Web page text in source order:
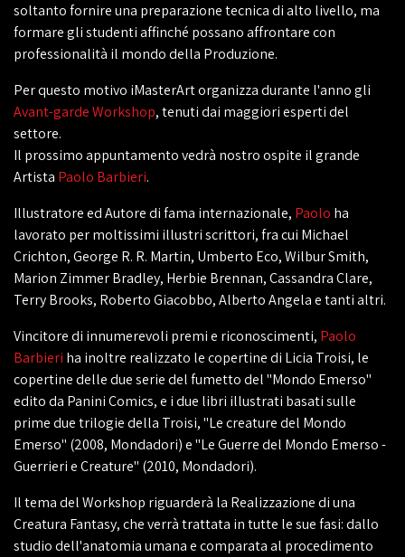
soltanto fornire una preparazione tecnica di alto livello, ma
formare gli studenti affinché possano affrontare con
professionalità il mondo della Produzione.
Per questo motivo iMasterArt organizza durante l'anno gli
Avant-garde Workshop, tenuti dai maggiori esperti del
settore.
Il prossimo appuntamento vedrà nostro ospite il grande
Artista Paolo Barbieri.
Illustratore ed Autore di fama internazionale, Paolo ha
lavorato per moltissimi illustri scrittori, fra cui Michael
Crichton, George R. R. Martin, Umberto Eco, Wilbur Smith,
Marion Zimmer Bradley, Herbie Brennan, Cassandra Clare,
Terry Brooks, Roberto Giacobbo, Alberto Angela e tanti altri.
Vincitore di innumerevoli premi e riconoscimenti, Paolo
Barbieri ha inoltre realizzato le copertine di Licia Troisi, le
copertine delle due serie del fumetto del "Mondo Emerso"
edito da Panini Comics, e i due libri illustrati basati sulle
prime due trilogie della Troisi, "Le creature del Mondo
Emerso" (2008, Mondadori) e "Le Guerre del Mondo Emerso -
Guerrieri e Creature" (2010, Mondadori).
Il tema del Workshop riguarderà la Realizzazione di una
Creatura Fantasy, che verrà trattata in tutte le sue fasi: dallo
studio dell'anatomia umana e comparata al procedimento